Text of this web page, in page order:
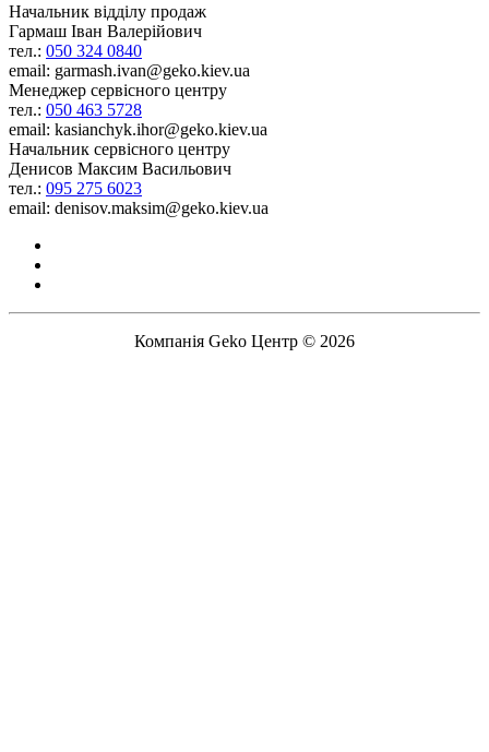
Начальник відділу продаж
Гармаш Іван Валерійович
тел.: 050 324 0840
email: garmash.ivan@geko.kiev.ua
Менеджер сервісного центру
тел.: 050 463 5728
email: kasianchyk.ihor@geko.kiev.ua
Начальник сервісного центру
Денисов Максим Васильович
тел.: 095 275 6023
email: denisov.maksim@geko.kiev.ua
Компанія Geko Центр © 2026